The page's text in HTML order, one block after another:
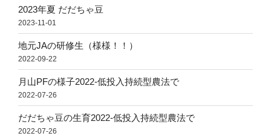
2023年夏 だだちゃ豆
2023-11-01
地元JAの研修生（様様！！）
2022-09-22
月山PFの様子2022-低投入持続型農法で
2022-07-26
だだちゃ豆の生育2022-低投入持続型農法で
2022-07-26